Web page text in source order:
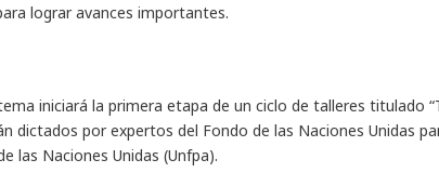
lograr avances importantes.
iniciará la primera etapa de un ciclo de talleres titulado
dictados por expertos del Fondo de las Naciones Unidas
las Naciones Unidas (Unfpa).